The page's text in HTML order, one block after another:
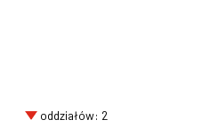
oddziałów: 2